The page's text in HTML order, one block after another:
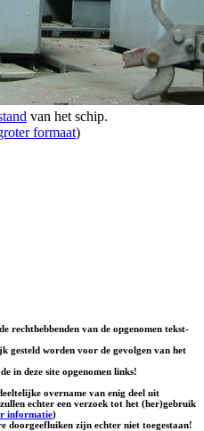
van het schip.
formaat)
rechthebbenden van de opgenomen tekst-
gesteld worden voor de gevolgen van het
in deze site opgenomen links!
overname van enig deel uit
echter een verzoek tot het (her)gebruik
informatie)
doorgeefluiken zijn echter niet toegestaan!